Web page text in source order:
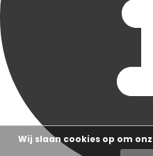
Wij slaan cookies op om